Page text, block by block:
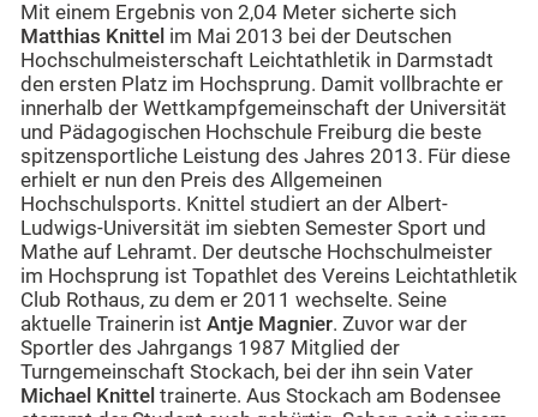
Mit einem Ergebnis von 2,04 Meter sicherte sich
Matthias Knittel im Mai 2013 bei der Deutschen
Hochschulmeisterschaft Leichtathletik in Darmstadt
den ersten Platz im Hochsprung. Damit vollbrachte er
innerhalb der Wettkampfgemeinschaft der Universität
und Pädagogischen Hochschule Freiburg die beste
spitzensportliche Leistung des Jahres 2013. Für diese
erhielt er nun den Preis des Allgemeinen
Hochschulsports. Knittel studiert an der Albert-
Ludwigs-Universität im siebten Semester Sport und
Mathe auf Lehramt. Der deutsche Hochschulmeister
im Hochsprung ist Topathlet des Vereins Leichtathletik
Club Rothaus, zu dem er 2011 wechselte. Seine
aktuelle Trainerin ist Antje Magnier. Zuvor war der
Sportler des Jahrgangs 1987 Mitglied der
Turngemeinschaft Stockach, bei der ihn sein Vater
Michael Knittel trainerte. Aus Stockach am Bodensee